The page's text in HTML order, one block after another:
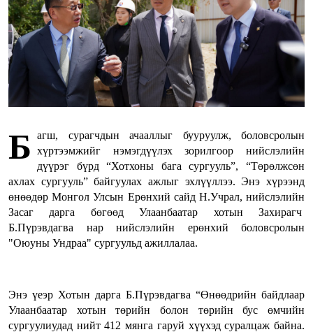
Б агш, сурагчдын ачааллыг бууруулж, боловсролын
хүртээмжийг нэмэгдүүлэх зорилгоор нийслэлийн
дүүрэг бүрд “Хотхоны бага сургууль”, “Төрөлжсөн
ахлах сургууль” байгуулах ажлыг эхлүүллээ. Энэ хүрээнд
өнөөдөр Монгол Улсын Ерөнхий сайд Н.Учрал, нийслэлийн
Засаг дарга бөгөөд Улаанбаатар хотын Захирагч
Б.Пүрэвдагва нар нийслэлийн ерөнхий боловсролын
"Оюуны Ундраа" сургуульд ажиллалаа.
Энэ үеэр Хотын дарга Б.Пүрэвдагва “Өнөөдрийн байдлаар
Улаанбаатар хотын төрийн болон төрийн бус өмчийн
сургуулиудад нийт 412 мянга гаруй хүүхэд суралцаж байна.